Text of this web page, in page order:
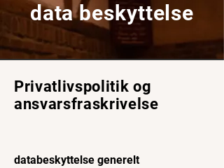
data beskyttelse
Privatlivspolitik og
ansvarsfraskrivelse
databeskyttelse generelt